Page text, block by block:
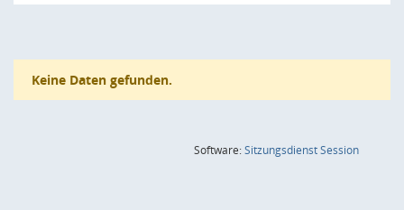
Keine Daten gefunden.
Software:SitzungsdienstSession(Wird in